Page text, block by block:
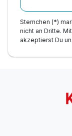
Sternchen (*)
nicht an Dritte.
akzeptierst Du